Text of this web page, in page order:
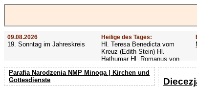
09.08.2026
19. Sonntag im Jahreskreis
Heilige des Tages:
Hl. Teresa Benedicta vom
Kreuz (Edith Stein) Hl.
Hathumar Hl. Romanus von
Rom Hl. Altmann
Parafia Narodzenia NMP Minoga | Kirchen und
Gottesdienste